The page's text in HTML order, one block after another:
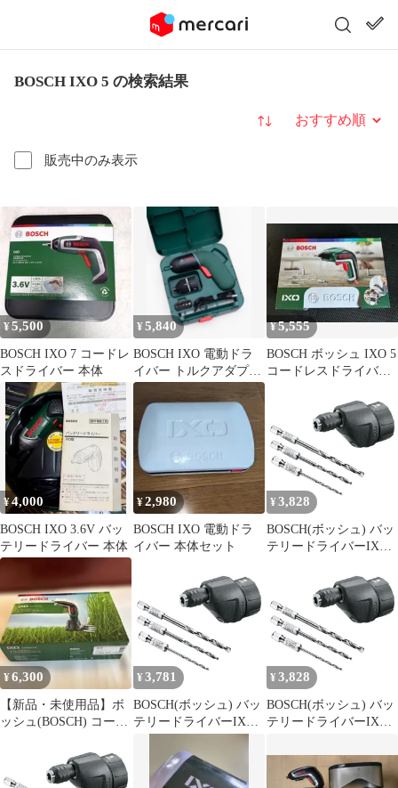
BOSCH IXO 5 の検索結果
販売中のみ表示
並び替え
¥5,500
BOSCH IXO 7 コードレ
スドライバー 本体
¥5,840
BOSCH IXO 電動ドラ
イバー トルクアダプタ
ー付 ボッシュ 工具
¥5,555
BOSCH ボッシュ IXO 5
コードレスドライバ
¥4,000
BOSCH IXO 3.6V バッ
テリードライバー 本体
¥2,980
BOSCH IXO 電動ドラ
イバー 本体セット
¥ 3,828
BOSCH(ボッシュ) バッ
テリードライバーIXO
リルビット付き) DRILL
¥6,300
【新品・未使用品】ボ
ッシュ(BOSCH) コード
¥ 3,781
BOSCH(ボッシュ) バッ
テリードライバーIXO
用ドリルアダプター(ド
リルビット付き) DRILL
¥ 3,828
BOSCH(ボッシュ) バッ
テリードライバーIXO
リルビット付き) DRILL